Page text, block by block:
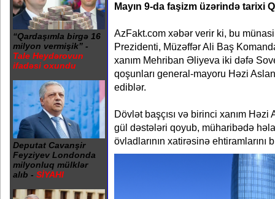
“Qardaşımla birgə 16
milyon vermişik” -
Tale Heydərovun
ifadəsi oxundu
Deputat Cavanşir
Feyziyev Londonda
milyonluq mülklər
alıb - SİYAHI
Mayın 9-da faşizm üzərində tarixi
AzFakt.com xəbər verir ki, bu
Prezidenti, Müzəffər Ali Baş
xanım Mehriban Əliyeva iki dəfə
qoşunları general-mayoru Həzi
ediblər.
Dövlət başçısı və birinci xanım
gül dəstələri qoyub, müharibədə
övladlarının xatirəsinə ehtiramlarını